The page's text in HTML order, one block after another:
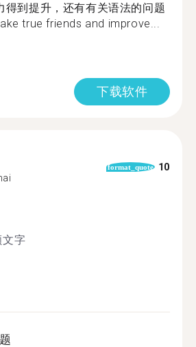
得到提升，还有有关语法的问题
true friends and improve...
下载软件
format_quote 10
文字